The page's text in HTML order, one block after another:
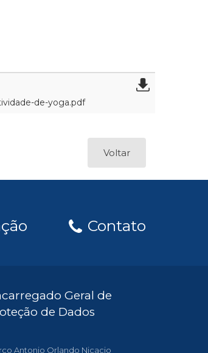
de-yoga.pdf
Voltar
Contato
Geral de
de Dados
Antonio Orlando Nicacio